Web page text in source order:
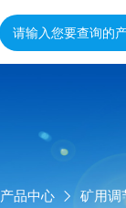
产品中心 矿用调